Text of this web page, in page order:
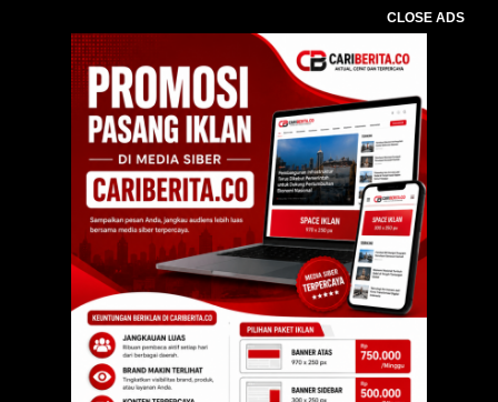
CLOSE ADS